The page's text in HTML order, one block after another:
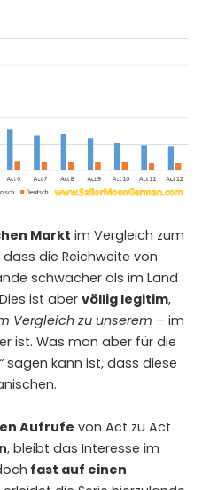
Markt im Vergleich zum
die Reichweite von
schwächer als im Land
ist aber völlig legitim,
Vergleich zu unserem – im
ist. Was man aber für die
sagen kann ist, dass diese
Aufrufe von Act zu Act
, bleibt das Interesse im
fast auf einen